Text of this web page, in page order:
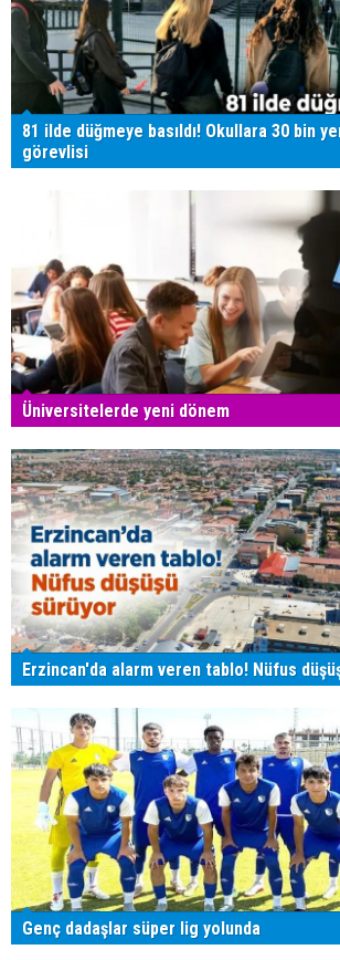
81 ilde düğmeye basıldı! Okullara 30 bin
görevlisi
Üniversitelerde yeni dönem
Erzincan'da alarm veren tablo! Nüfus
Genç dadaşlar süper lig yolunda